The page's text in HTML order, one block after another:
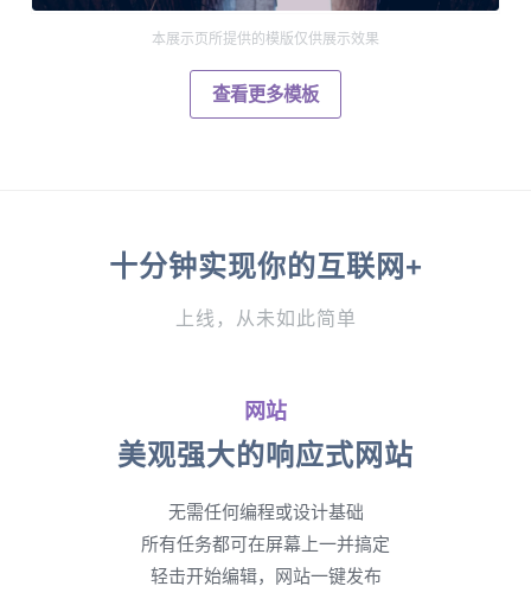
本展示页所提供的模版仅供展示效果
查看更多模板
十分钟实现你的互联网+
上线，从未如此简单
网站
美观强大的响应式网站
无需任何编程或设计基础
所有任务都可在屏幕上一并搞定
轻击开始编辑，网站一键发布